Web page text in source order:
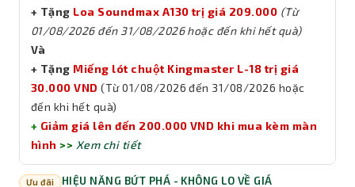
+ Tặng Loa Soundmax A130 trị giá 209.000 (Từ
01/08/2026 đến 31/08/2026 hoặc đến khi hết quà)
Và
+ Tặng Miếng lót chuột Kingmaster L-18 trị giá
30.000 VND (Từ 01/08/2026 đến 31/08/2026 hoặc
đến khi hết quà)
+ Giảm giá lên đến 200.000 VND khi mua kèm màn
hình >> Xem chi tiết
Ưu đãi HIỆU NĂNG BỨT PHÁ - KHÔNG LO VỀ GIÁ